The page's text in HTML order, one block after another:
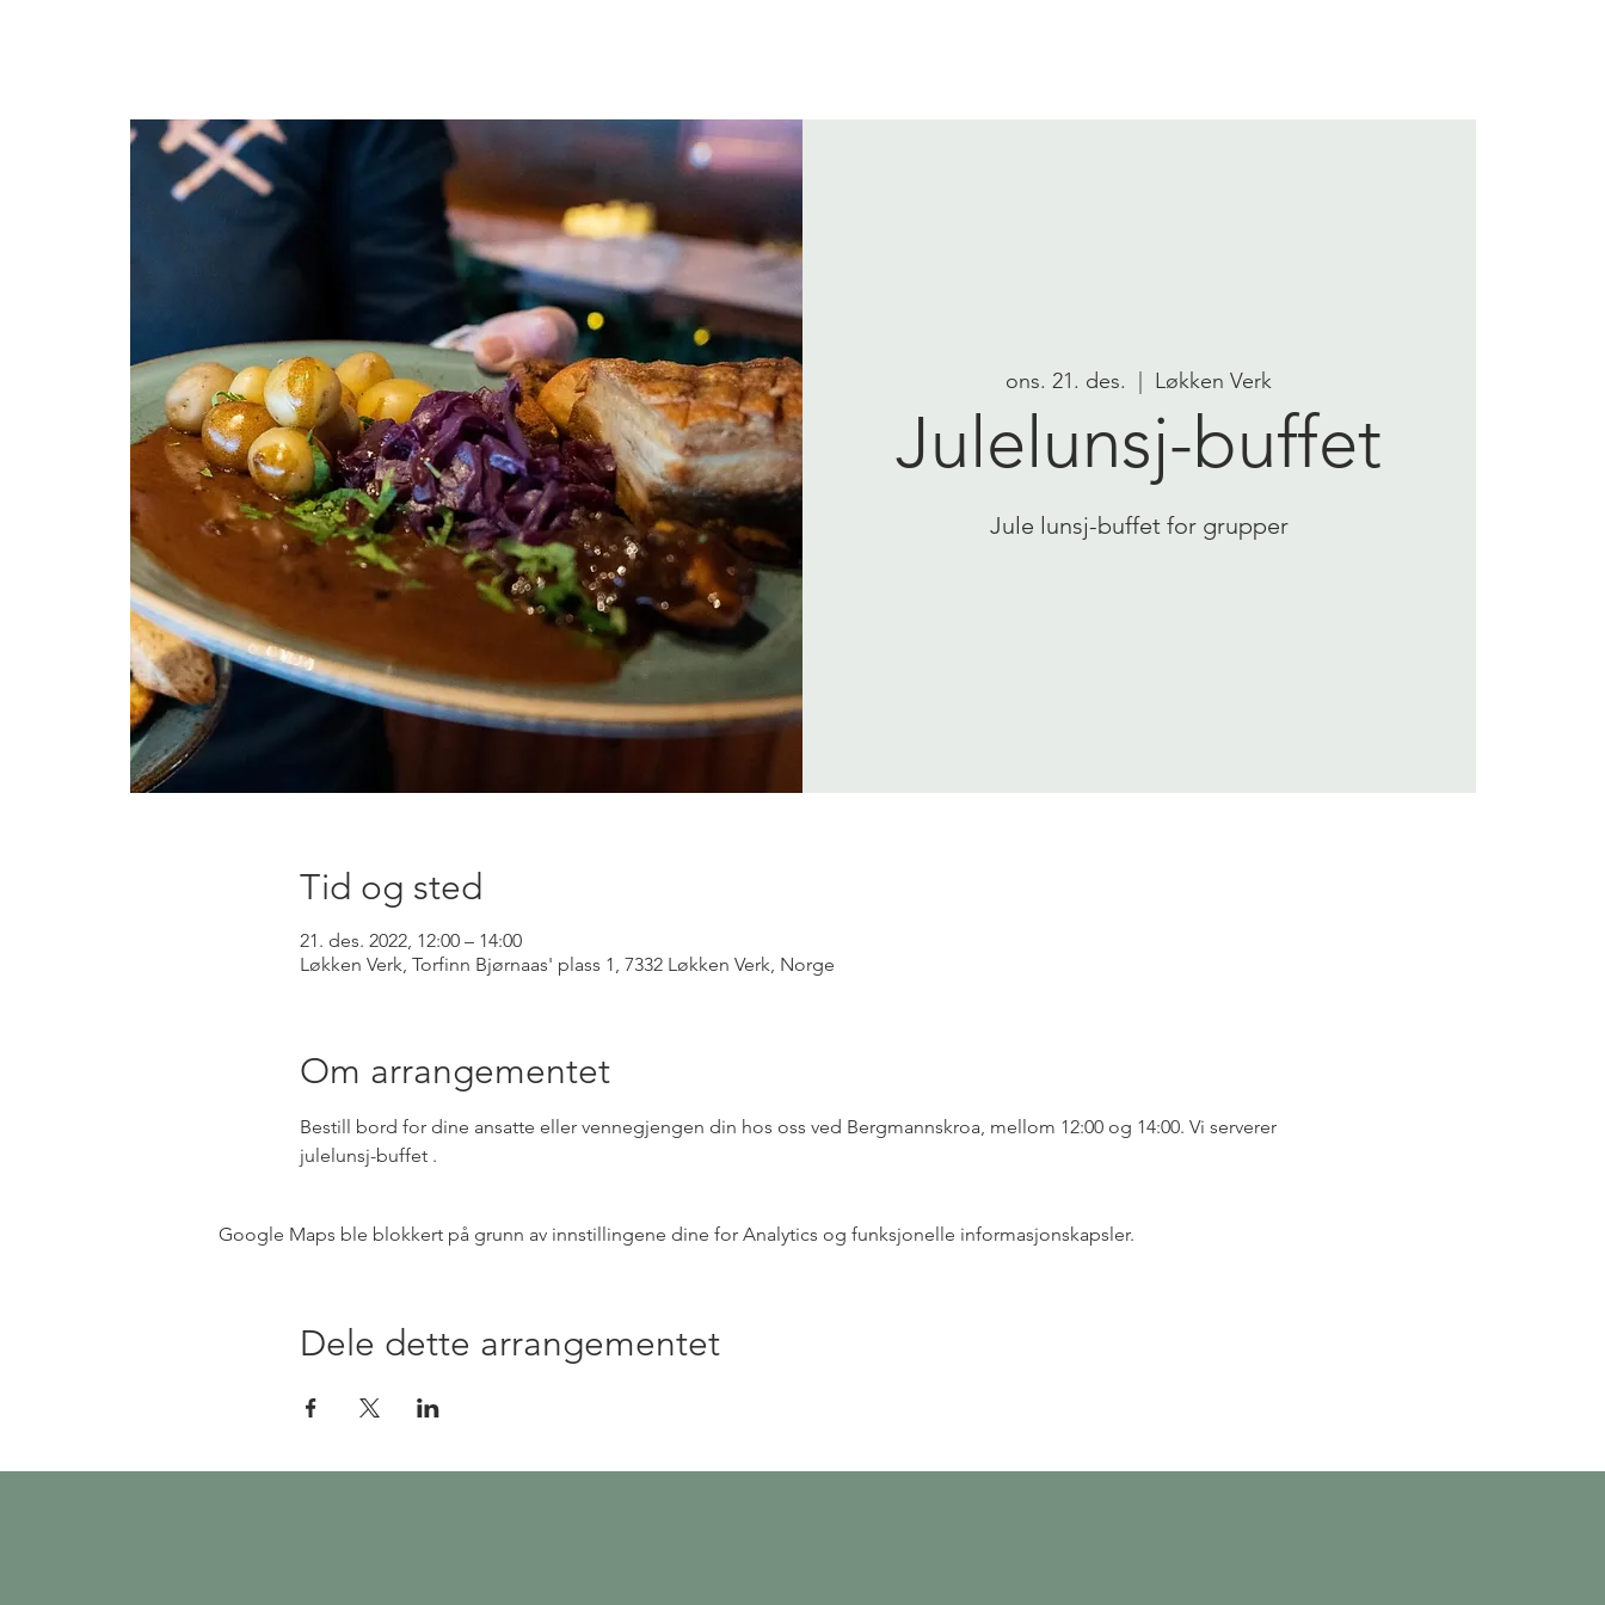
ons. 21. des. Løkken Verk
Julelunsj-buffet
Jule lunsj-buffet for grupper
Tid og sted
21. des. 2022, 12:00 – 14:00
Løkken Verk, Torfinn Bjørnaas' plass 1, 7332 Løkken Verk, Norge
Om arrangementet
Bestill bord for dine ansatte eller vennegjengen din hos oss ved Bergmannskroa, mellom 12:00 og 14:00. Vi serverer
julelunsj-buffet .
Google Maps ble blokkert på grunn av innstillingene dine for Analytics og funksjonelle informasjonskapsler.
Dele dette arrangementet